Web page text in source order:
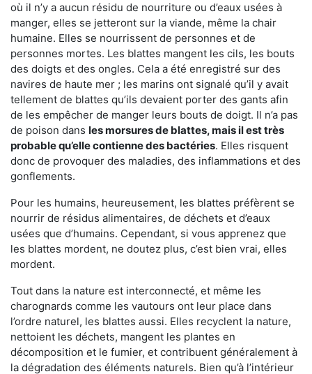
où il n’y a aucun résidu de nourriture ou d’eaux usées à
manger, elles se jetteront sur la viande, même la chair
humaine. Elles se nourrissent de personnes et de
personnes mortes. Les blattes mangent les cils, les bouts
des doigts et des ongles. Cela a été enregistré sur des
navires de haute mer ; les marins ont signalé qu’il y avait
tellement de blattes qu’ils devaient porter des gants afin
de les empêcher de manger leurs bouts de doigt. Il n’a pas
de poison dans les morsures de blattes, mais il est très
probable qu’elle contienne des bactéries. Elles risquent
donc de provoquer des maladies, des inflammations et des
gonflements.
Pour les humains, heureusement, les blattes préfèrent se
nourrir de résidus alimentaires, de déchets et d’eaux
usées que d’humains. Cependant, si vous apprenez que
les blattes mordent, ne doutez plus, c’est bien vrai, elles
mordent.
Tout dans la nature est interconnecté, et même les
charognards comme les vautours ont leur place dans
l’ordre naturel, les blattes aussi. Elles recyclent la nature,
nettoient les déchets, mangent les plantes en
décomposition et le fumier, et contribuent généralement à
la dégradation des éléments naturels. Bien qu’à l’intérieur